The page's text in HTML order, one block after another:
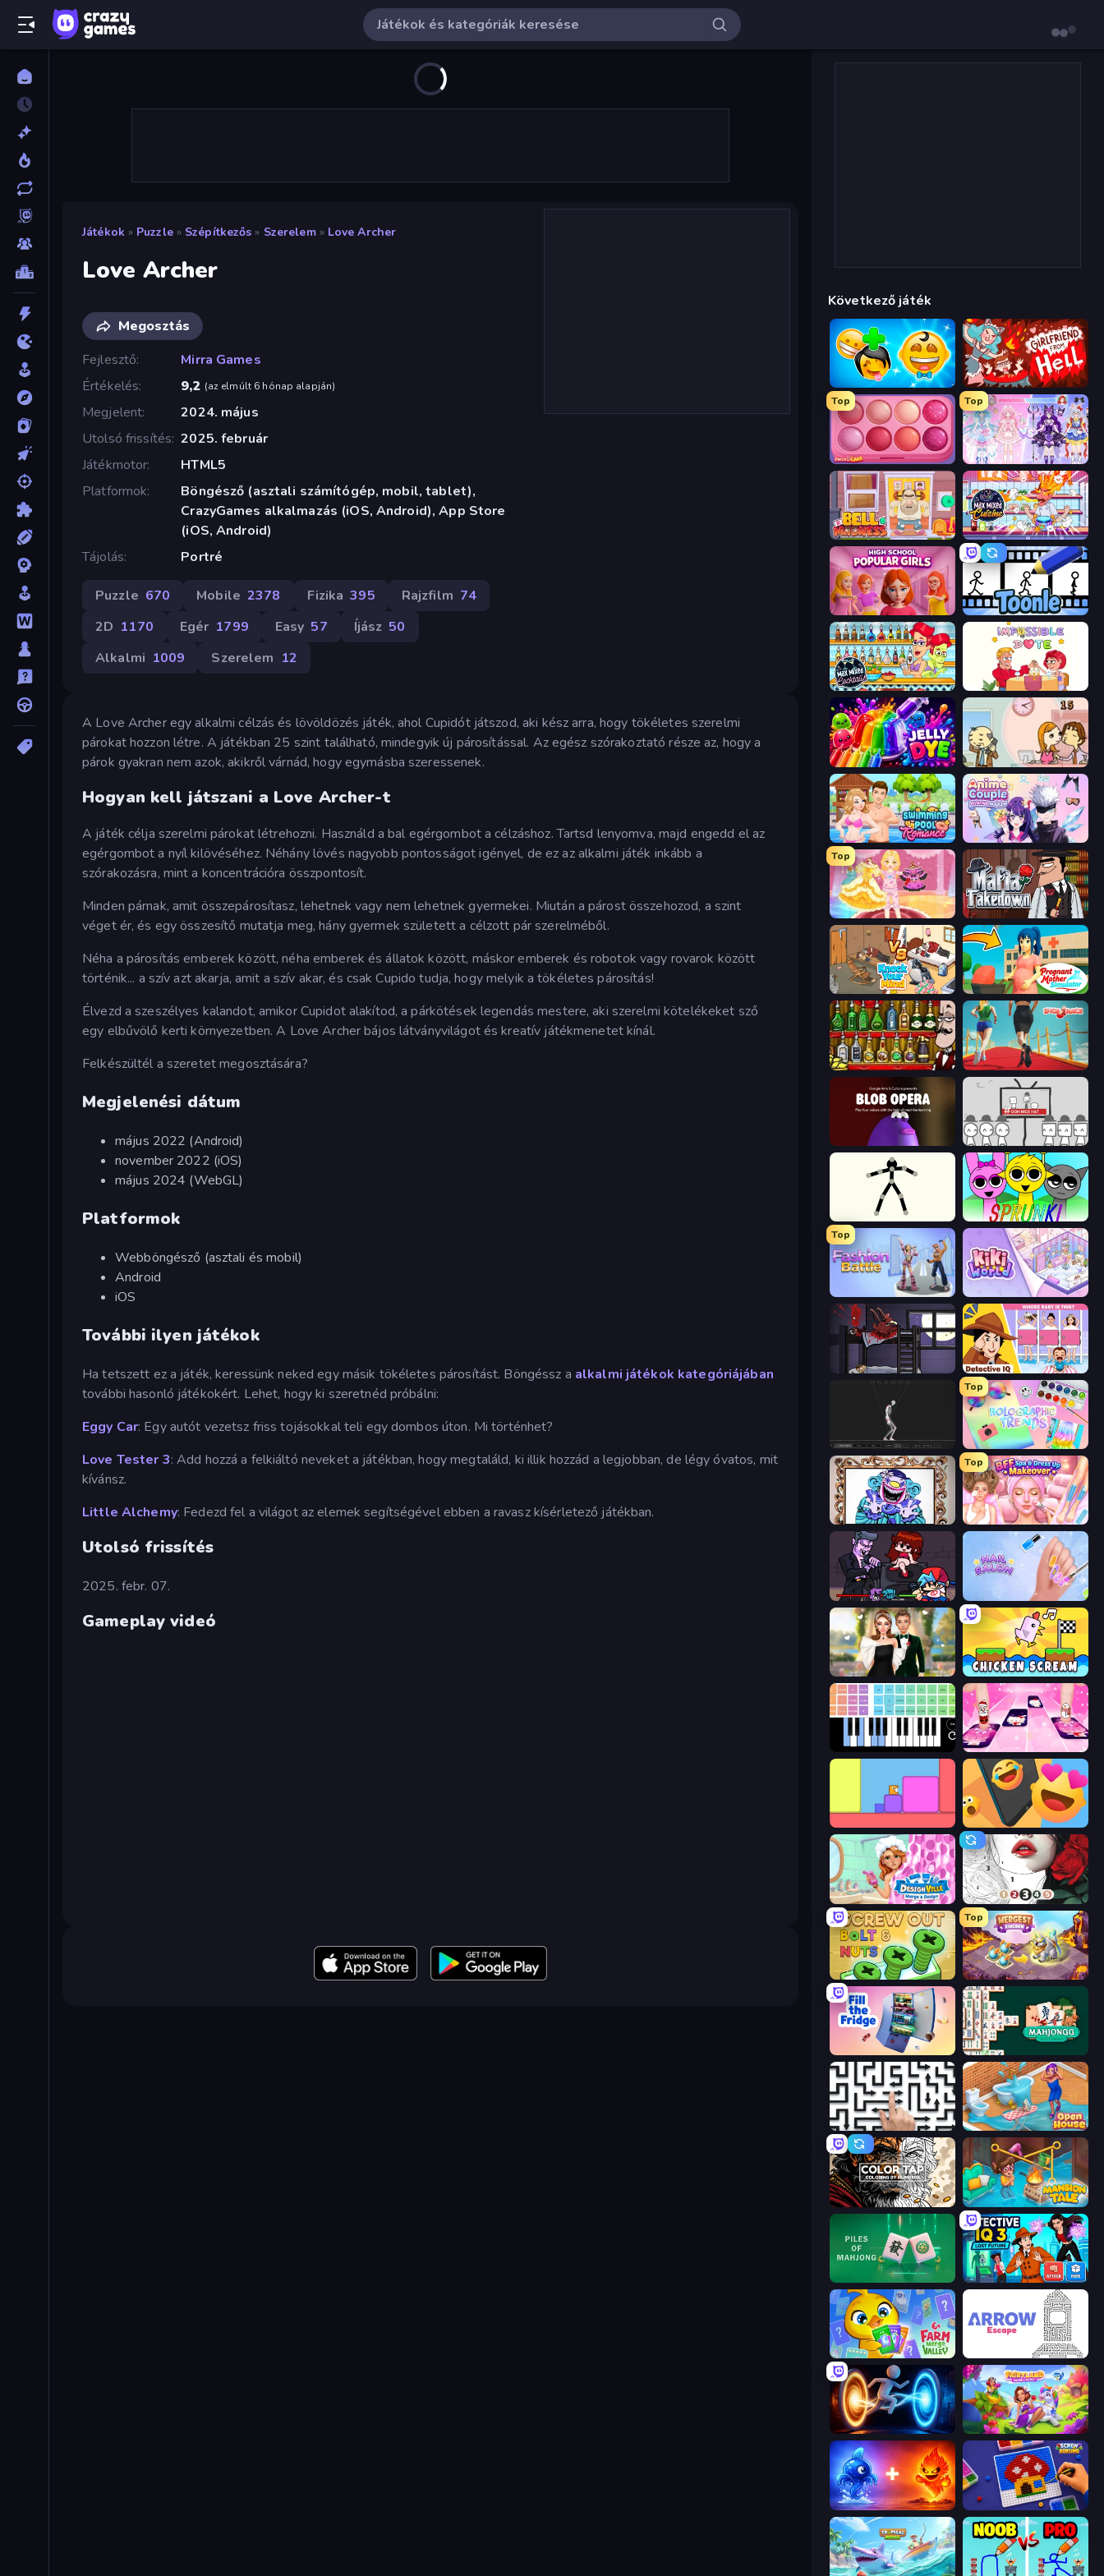
Játékok » Puzzle » Szépítkezős » Szerelem » Love Archer
Love Archer
Megosztás
Fejlesztő
Mirra Games
Értékelés
9,2 (az elmúlt 6 hónap alapján)
Megjelent
2024. május
Utolsó frissítés 2025. február
Játékmotor
HTML5
Platformok
Böngésző (asztali számítógép, mobil, tablet),
CrazyGames alkalmazás (iOS, Android), App Store
(iOS, Android)
Tájolás
Portré
Puzzle 670 Mobile 2378 Fizika 395 Rajzfilm 74
2D 1170 Egér 1799 Easy 57 Íjász 50
Alkalmi 1009 Szerelem 12
A Love Archer egy alkalmi célzás és lövöldözés játék, ahol Cupidót játszod, aki kész arra, hogy tökéletes szerelmi
párokat hozzon létre. A játékban 25 szint található, mindegyik új párosítással. Az egész szórakoztató része az, hogy a
párok gyakran nem azok, akikről várnád, hogy egymásba szeressenek.
Hogyan kell játszani a Love Archer-t
A játék célja szerelmi párokat létrehozni. Használd a bal egérgombot a célzáshoz. Tartsd lenyomva, majd engedd el az
egérgombot a nyíl kilövéséhez. Néhány lövés nagyobb pontosságot igényel, de ez az alkalmi játék inkább a
szórakozásra, mint a koncentrációra összpontosít.
Minden párnak, amit összepárosítasz, lehetnek vagy nem lehetnek gyermekei. Miután a párost összehozod, a szint
véget ér, és egy összesítő mutatja meg, hány gyermek született a célzott pár szerelméből.
Néha a párosítás emberek között, néha emberek és állatok között, máskor emberek és robotok vagy rovarok között
történik... a szív azt akarja, amit a szív akar, és csak Cupido tudja, hogy melyik a tökéletes párosítás!
Élvezd a szeszélyes kalandot, amikor Cupidot alakítod, a párkötések legendás mestere, aki szerelmi kötelékeket sző
egy elbűvölő kerti környezetben. A Love Archer bájos látványvilágot és kreatív játékmenetet kínál.
Felkészültél a szeretet megosztására?
Megjelenési dátum
május 2022 (Android)
november 2022 (iOS)
május 2024 (WebGL)
Platformok
Webböngésző (asztali és mobil)
Android
iOS
További ilyen játékok
Ha tetszett ez a játék, keressünk neked egy másik tökéletes párosítást. Böngéssz a alkalmi játékok kategóriájában
további hasonló játékokért. Lehet, hogy ki szeretnéd próbálni:
Eggy Car: Egy autót vezetsz friss tojásokkal teli egy dombos úton. Mi történhet?
Love Tester 3: Add hozzá a felkiáltó neveket a játékban, hogy megtaláld, ki illik hozzád a legjobban, de légy óvatos, mit
kívánsz.
Little Alchemy: Fedezd fel a világot az elemek segítségével ebben a ravasz kísérletező játékban.
Utolsó frissítés
2025. febr. 07.
Gameplay videó
Következő játék
Smileys: Family Tree emoji Girlfriend from Hell
Top
Piece of Cake: Merge and Bake
Top
Idol Livestream: Fashion Game
Bell Madness Max Mixed Cuisine
Toonle
Max Mixed Cocktails Impossible Date
Jelly Dye Office Kissing (Japanese)
Swimming Pool Romance Anime Couple: Avatar Maker
Top
Royal Glow Princess Makeover Mafia Takedown
Knock Your Mind Pregnant Mother Simulator
Bartender The Right Mix Shoe Race
Blob Opera We Become What We Behold
Stick Animator Sprunki
Top
Fashion Battle KiKi World
The Visitor Detective IQ: Brain Games
Skeleton Simulator
Top
Holographic Trends
Exhibit of Sorrows
Top
BFF Makeover - Spa & Dress Up
Friday Night Funkin' Nail Salon
Valentine's Day Proposal Chicken Scream
Virtual Online Piano
Reply Run
Designville: Merge & Design Numicolor
Screw Out: Bolts and Nuts
Top
Mergest Kingdom
Fill The Fridge Mahjongg Solitaire
Arrow Escape: Puzzle Open House
Color Tap: Coloring by Numbers Mansion Tale: Merge Secrets
Piles of Mahjong Detective IQ 3
Farm Merge Valley Arrow Escape
Portal Escape Fairyland Merge & Magic
Elemental Monsters: Merge Screw Sorting